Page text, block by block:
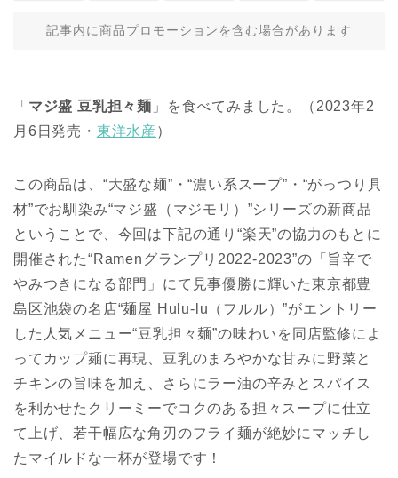
記事内に商品プロモーションを含む場合があります
「 マジ盛 豆乳担々麺 」を食べてみました。（2023年2
月6日発売・ 東洋水産 ）
この商品は、“大盛な麺”・“濃い系スープ”・“がっつり具
材”でお馴染み“マジ盛（マジモリ）”シリーズの新商品
ということで、今回は下記の通り“楽天”の協力のもとに
開催された“Ramenグランプリ2022-2023”の「旨辛で
やみつきになる部門」にて見事優勝に輝いた東京都豊
島区池袋の名店“麺屋 Hulu-lu（フルル）”がエントリー
した人気メニュー“豆乳担々麺”の味わいを同店監修によ
ってカップ麺に再現、豆乳のまろやかな甘みに野菜と
チキンの旨味を加え、さらにラー油の辛みとスパイス
を利かせたクリーミーでコクのある担々スープに仕立
て上げ、若干幅広な角刃のフライ麺が絶妙にマッチし
たマイルドな一杯が登場です！